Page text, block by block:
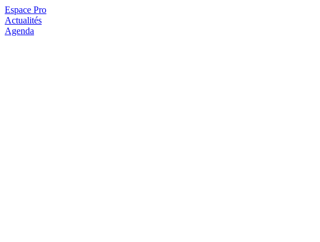
Espace Pro
Actualités
Agenda